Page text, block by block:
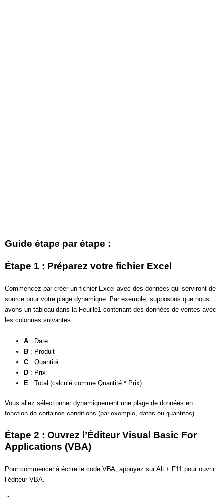
Guide étape par étape :
Étape 1 : Préparez votre fichier Excel
Commencez par créer un fichier Excel avec des données qui serviront de
source pour votre plage dynamique. Par exemple, supposons que nous
avons un tableau dans la Feuille1 contenant des données de ventes avec
les colonnes suivantes :
A : Date
B : Produit
C : Quantité
D : Prix
E : Total (calculé comme Quantité * Prix)
Vous allez sélectionner dynamiquement une plage de données en
fonction de certaines conditions (par exemple, dates ou quantités).
Étape 2 : Ouvrez l’Éditeur Visual Basic For
Applications (VBA)
Pour commencer à écrire le code VBA, appuyez sur Alt + F11 pour ouvrir
l’éditeur VBA.